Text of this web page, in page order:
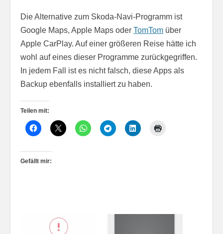
Die Alternative zum Skoda-Navi-Programm ist
Google Maps, Apple Maps oder TomTom über
Apple CarPlay. Auf einer größeren Reise hätte ich
wohl auf eines dieser Programme zurückgegriffen.
In jedem Fall ist es nicht falsch, diese Apps als
Backup ebenfalls installiert zu haben.
Teilen mit:
Gefällt mir: